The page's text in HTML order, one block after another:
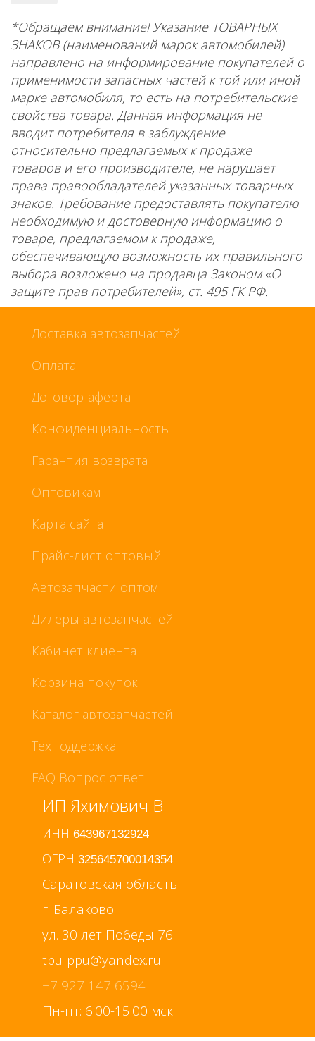
*Обращаем внимание! Указание ТОВАРНЫХ
ЗНАКОВ (наименований марок автомобилей)
направлено на информирование покупателей о
применимости запасных частей к той или иной
марке автомобиля, то есть на потребительские
свойства товара. Данная информация не
вводит потребителя в заблуждение
относительно предлагаемых к продаже
товаров и его производителе, не нарушает
права правообладателей указанных товарных
знаков. Требование предоставлять покупателю
необходимую и достоверную информацию о
товаре, предлагаемом к продаже,
обеспечивающую возможность их правильного
выбора возложено на продавца Законом «О
защите прав потребителей», ст. 495 ГК РФ.
Доставка автозапчастей
Оплата
Договор-аферта
Конфиденциальность
Гарантия возврата
Оптовикам
Карта сайта
Прайс-лист оптовый
Автозапчасти оптом
Дилеры автозапчастей
Кабинет клиента
Корзина покупок
Каталог автозапчастей
Техподдержка
FAQ Вопрос ответ
ИП Яхимович В
ИНН 643967132924
ОГРН 325645700014354
Саратовская область
г. Балаково
ул. 30 лет Победы 76
+7 927 147 6594
Пн-пт: 6:00-15:00 мск